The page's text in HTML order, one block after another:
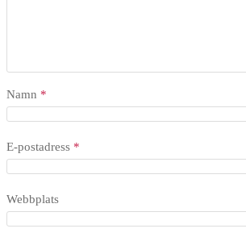
Namn *
E-postadress *
Webbplats